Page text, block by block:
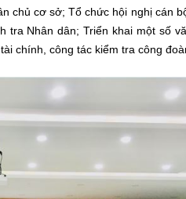
chủ cơ sở; Tổ chức hội nghị cán
tra Nhân dân; Triển khai một số
chính, công tác kiểm tra công